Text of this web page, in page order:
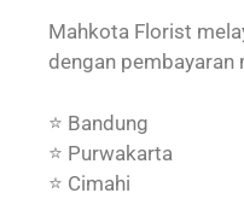
Mahkota Florist
dengan pembayaran
⭐ Bandung
⭐ Purwakarta
⭐ Cimahi